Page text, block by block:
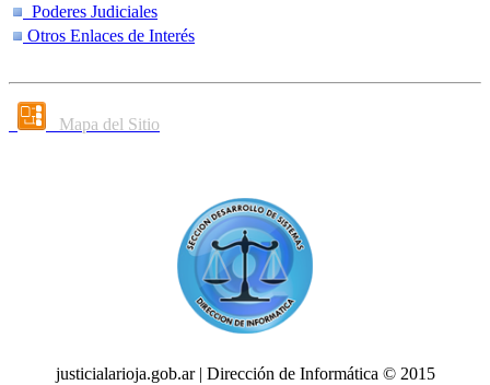
Poderes Judiciales
Otros Enlaces de Interés
Mapa del Sitio
justicialarioja.gob.ar | Dirección de Informática © 2015